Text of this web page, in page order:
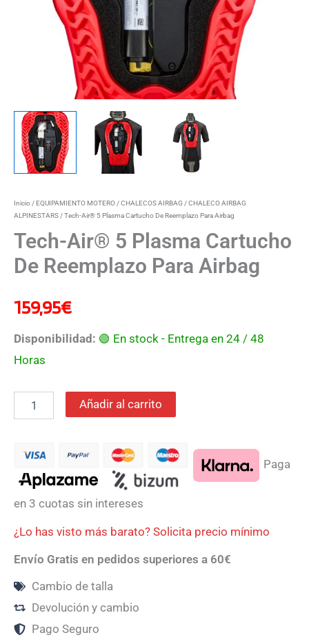
Inicio /EQUIPAMIENTO MOTERO /CHALECOS AIRBAG /CHALECO AIRBAG
ALPINESTARS / Tech-Air® 5 Plasma Cartucho De Reemplazo Para Airbag
Tech-Air® 5 Plasma Cartucho
De Reemplazo Para Airbag
159,95€
Disponibilidad: 🟢 En stock - Entrega en 24 / 48
Horas
Añadir al carrito
Paga
en 3 cuotas sin intereses
¿Lo has visto más barato? Solicita precio mínimo
Envío Gratis en pedidos superiores a 60€
Cambio de talla
Devolución y cambio
Pago Seguro